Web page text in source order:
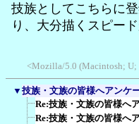
技族としてこちらに
り、大分描くスピー
<Mozilla/5.0 (Macintosh; U;
▼ 技族・文族の皆様へアンケ
Re:技族・文族の皆様へ
Re:技族・文族の皆様へ